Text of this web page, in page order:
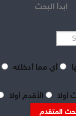
ابدأ البحث
أي مما أدخلته
أولا الأقدم أولا
المتقدم